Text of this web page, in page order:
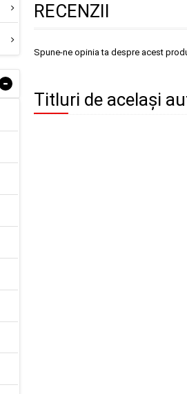
-
RECENZII
Spune-ne opinia ta despre acest
Titluri de același